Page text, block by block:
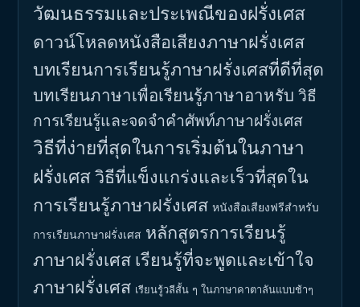
วัฒนธรรมและประเพณีของฝรั่งเศส
ดาวน์โหลดหนังสือเสียงภาษาฝรั่งเศส
บทเรียนการเรียนรู้ภาษาฝรั่งเศสที่ดีที่สุด
บทเรียนภาษาเพื่อเรียนรู้ภาษาอาหรับ วิธี
การเรียนรู้และจดจำคำศัพท์ภาษาฝรั่งเศส
วิธีที่ง่ายที่สุดในการเริ่มต้นในภาษา
ฝรั่งเศสวิธีที่แข็งแกร่งและเร็วที่สุดใน
การเรียนรู้ภาษาฝรั่งเศส หนังสือเสียงฟรีสำหรับ
การเรียนภาษาฝรั่งเศส หลักสูตรการเรียนรู้
ภาษาฝรั่งเศส เรียนรู้ที่จะพูดและเข้าใจ
ภาษาฝรั่งเศส เรียนรู้วลีสั้น ๆ ในภาษาคาตาลันแบบช้าๆ